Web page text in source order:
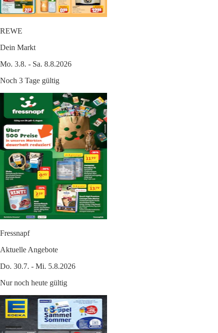
REWE
Dein Markt
Mo. 3.8. - Sa. 8.8.2026
Noch 3 Tage gültig
Fressnapf
Aktuelle Angebote
Do. 30.7. - Mi. 5.8.2026
Nur noch heute gültig